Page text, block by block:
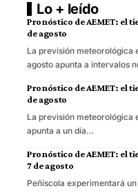
Lo + leído
Pronóstico de AEMET: el
de agosto
La previsión meteorológica
agosto apunta a intervalos
Pronóstico de AEMET: el
de agosto
La previsión meteorológica
apunta a un día…
Pronóstico de AEMET: el
7 de agosto
Peñíscola experimentará